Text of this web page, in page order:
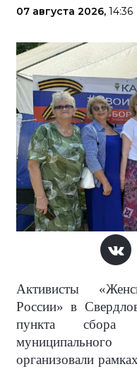
07 августа 2026, 14:36
Активисты
России» в
пункта сбора
организовали